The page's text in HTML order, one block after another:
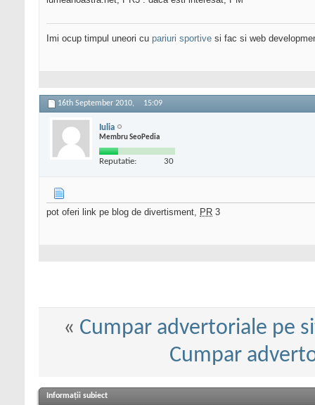
Imi ocup timpul uneori cu pariuri sportive si fac si web
16th September 2010, 15:09
Iulia
Membru SeoPedia
Reputatie: 30
pot oferi link pe blog de divertisment, PR 3
« Cumpar advertoriale pe
Cumpar
Informații subiect